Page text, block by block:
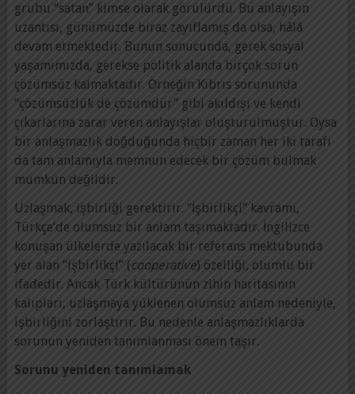
grubu “satan” kimse olarak görülürdü. Bu anlayışın
uzantısı, günümüzde biraz zayıflamış da olsa, hâlâ
devam etmektedir. Bunun sonucunda, gerek sosyal
yaşamımızda, gerekse politik alanda birçok sorun
çözümsüz kalmaktadır. Örneğin Kıbrıs sorununda
“çözümsüzlük de çözümdür” gibi akıldışı ve kendi
çıkarlarına zarar veren anlayışlar oluşturulmuştur. Oysa
bir anlaşmazlık doğduğunda hiçbir zaman her iki tarafı
da tam anlamıyla memnun edecek bir çözüm bulmak
mümkün değildir.
Uzlaşmak, işbirliği gerektirir. “İşbirlikçi” kavramı,
Türkçe’de olumsuz bir anlam taşımaktadır. İngilizce
konuşan ülkelerde yazılacak bir referans mektubunda
yer alan “işbirlikçi” (cooperative) özelliği, olumlu bir
ifadedir. Ancak Türk kültürünün zihin haritasının
kalıpları, uzlaşmaya yüklenen olumsuz anlam nedeniyle,
işbirliğini zorlaştırır. Bu nedenle anlaşmazlıklarda
sorunun yeniden tanımlanması önem taşır.
Sorunu yeniden tanımlamak